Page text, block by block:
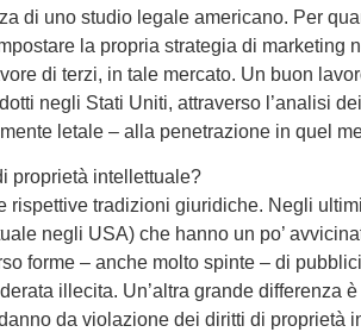
di uno studio legale americano. Per
la propria strategia di marketing
di terzi, in tale mercato. Un buon
negli Stati Uniti, attraverso l’analisi
letale – alla penetrazione in quel
proprietà intellettuale?
rispettive tradizioni giuridiche. Negli
negli USA) che hanno un po’
forme – anche molto spinte – di
illecita. Un’altra grande differenza
da violazione dei diritti di proprietà